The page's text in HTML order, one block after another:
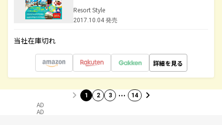
Resort Style
2017.10.04 発売
当社在庫切れ
詳細を見る
1 2 3 … 14
AD
AD